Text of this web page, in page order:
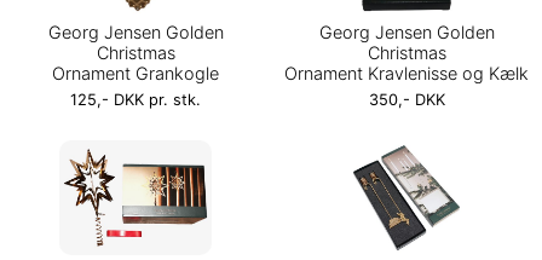
Georg Jensen Golden
Christmas
Ornament Grankogle
125,- DKK pr. stk.
Georg Jensen Golden
Christmas
Ornament Kravlenisse og Kælk
350,- DKK